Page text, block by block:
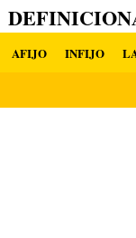
AFIJO INFIJO